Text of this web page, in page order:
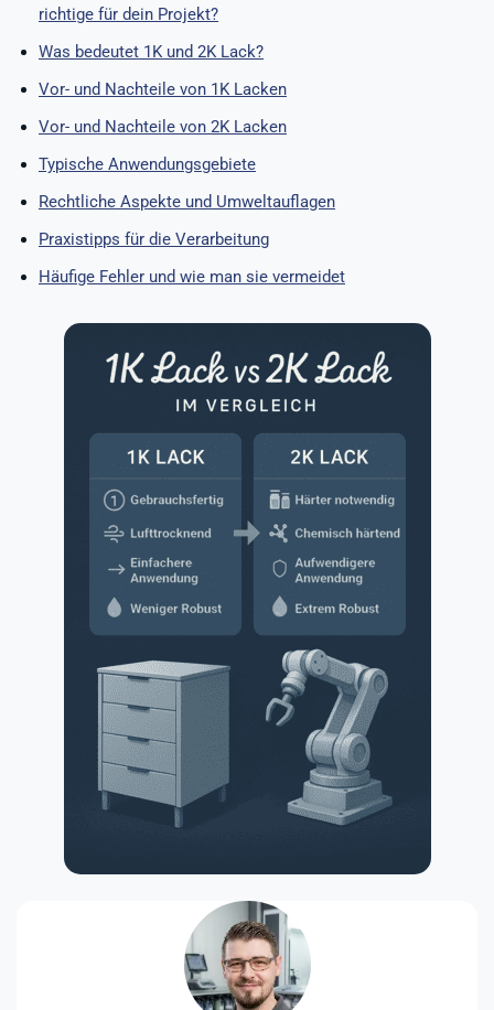
richtige für dein Projekt?
Was bedeutet 1K und 2K Lack?
Vor- und Nachteile von 1K Lacken
Vor- und Nachteile von 2K Lacken
Typische Anwendungsgebiete
Rechtliche Aspekte und Umweltauflagen
Praxistipps für die Verarbeitung
Häufige Fehler und wie man sie vermeidet